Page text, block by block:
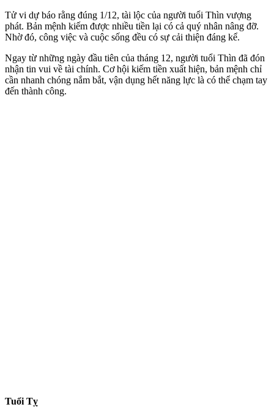
Tử vi dự báo rằng đúng 1/12, tài lộc của người tuổi Thìn vượng
phát. Bản mệnh kiếm được nhiều tiền lại có cả quý nhân nâng đỡ.
Nhờ đó, công việc và cuộc sống đều có sự cải thiện đáng kể.
Ngay từ những ngày đầu tiên của tháng 12, người tuổi Thìn đã đón
nhận tin vui về tài chính. Cơ hội kiếm tiền xuất hiện, bản mệnh chỉ
cần nhanh chóng nắm bắt, vận dụng hết năng lực là có thể chạm tay
đến thành công.
Tuổi Tỵ